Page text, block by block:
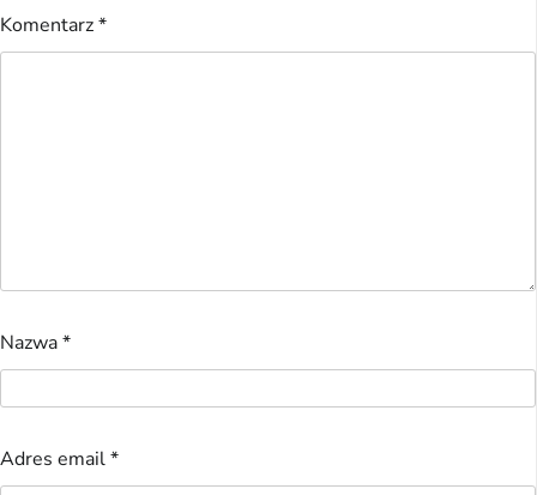
Komentarz*
Nazwa*
Adres email*